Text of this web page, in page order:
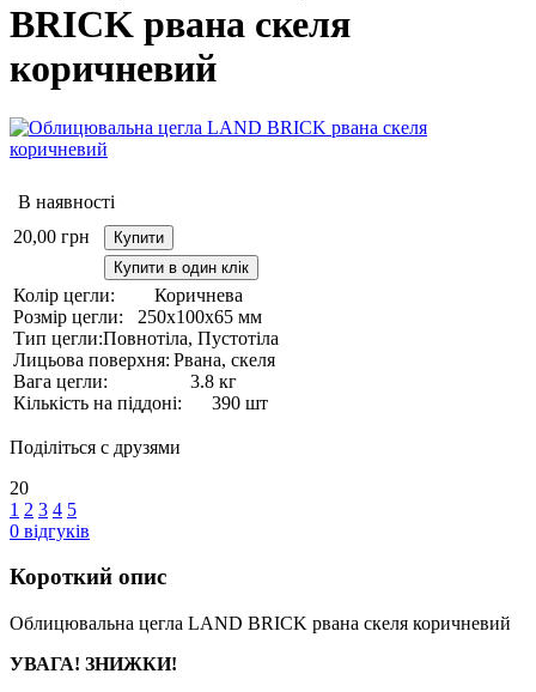
BRICK рвана скеля
коричневий
В наявності
20,00 грн
Купити
Купити в один клік
Колір цегли:
Коричнева
Розмір цегли:
250х100х65 мм
Тип цегли:Повнотіла, Пустотіла
Лицьова поверхня: Рвана, скеля
Вага цегли:
3.8 кг
Кількість на піддоні:
390 шт
Поділіться с друзями
20
1 2 3 4 5
0 відгуків
Короткий опис
Облицювальна цегла LAND BRICK рвана скеля коричневий
УВАГА! ЗНИЖКИ!